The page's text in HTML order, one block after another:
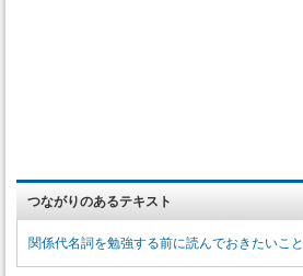
つながりのあるテキスト
関係代名詞を勉強する前に読んでおきたいこと